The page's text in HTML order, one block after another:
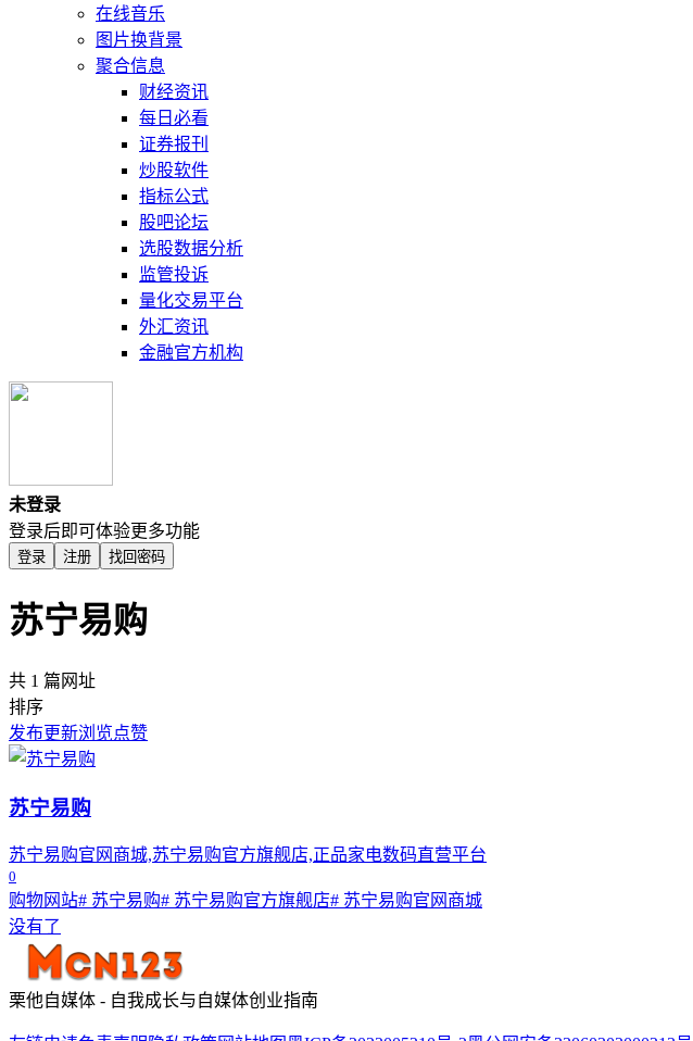
在线音乐
图片换背景
聚合信息
财经资讯
每日必看
证券报刊
炒股软件
指标公式
股吧论坛
选股数据分析
监管投诉
量化交易平台
外汇资讯
金融官方机构
未登录
登录后即可体验更多功能
登录 注册 找回密码
苏宁易购
共 1 篇网址
排序
发布更新浏览点赞
苏宁易购
苏宁易购官网商城,苏宁易购官方旗舰店,正品家电数码直营平台
0
购物网站# 苏宁易购# 苏宁易购官方旗舰店# 苏宁易购官网商城
没有了
栗他自媒体 - 自我成长与自媒体创业指南